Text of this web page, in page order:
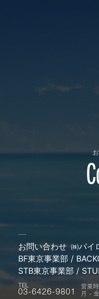
お問い合わせ ㈱パイ
BF東京事業部 /
STB東京事業部 /
TEL
03-6426-9801
営業
月 -